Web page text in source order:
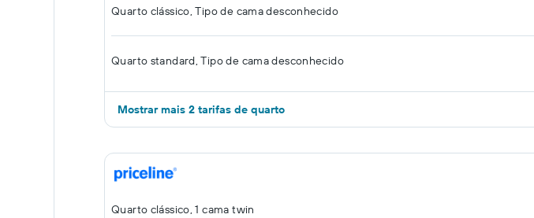
Quarto clássico, Tipo de cama desconhecido
Quarto standard, Tipo de cama desconhecido
Mostrar mais 2 tarifas de quarto
Quarto clássico, 1 cama twin